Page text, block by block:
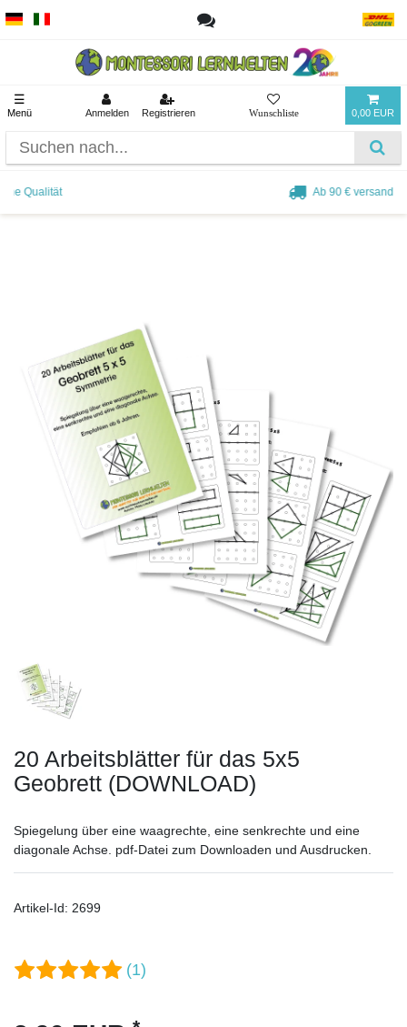
☰
Menü Anmelden Registrieren 0,00 EUR
20 Arbeitsblätter für das 5x5
Geobrett (DOWNLOAD)
Spiegelung über eine waagrechte, eine senkrechte und eine
diagonale Achse. pdf-Datei zum Downloaden und Ausdrucken.
Artikel-Id: 2699
(1)